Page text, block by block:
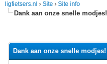
ligfietsers.nl › Site › Site info
Dank aan onze snelle modjes!
Dank aan onze snelle modjes!